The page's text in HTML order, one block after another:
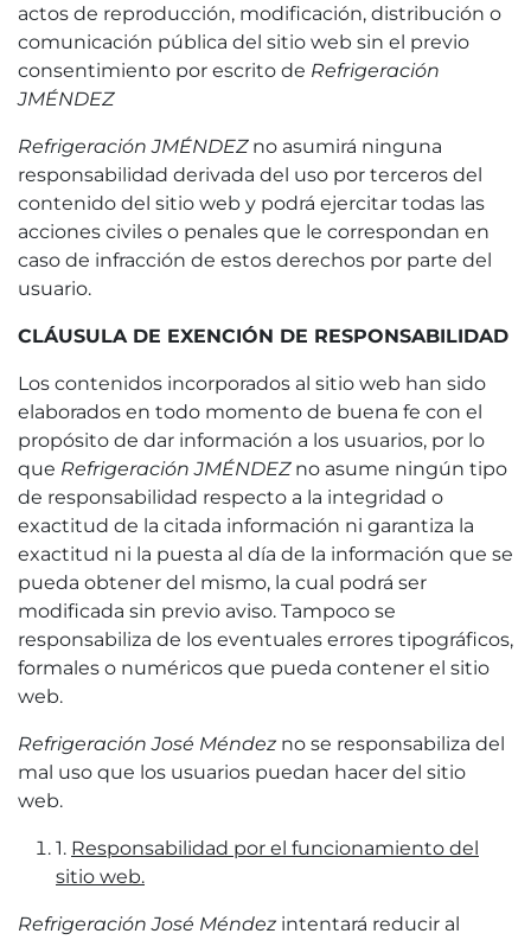
actos de reproducción, modificación, distribución o
comunicación pública del sitio web sin el previo
consentimiento por escrito de Refrigeración
JMÉNDEZ
Refrigeración JMÉNDEZno asumirá ninguna
responsabilidad derivada del uso por terceros del
contenido del sitio web y podrá ejercitar todas las
acciones civiles o penales que le correspondan en
caso de infracción de estos derechos por parte del
usuario.
CLÁUSULA DE EXENCIÓN DE RESPONSABILIDAD
Los contenidos incorporados al sitio web han sido
elaborados en todo momento de buena fe con el
propósito de dar información a los usuarios, por lo
que Refrigeración JMÉNDEZno asume ningún tipo
de responsabilidad respecto a la integridad o
exactitud de la citada información ni garantiza la
exactitud ni la puesta al día de la información que se
pueda obtener del mismo, la cual podrá ser
modificada sin previo aviso. Tampoco se
responsabiliza de los eventuales errores tipográficos,
formales o numéricos que pueda contener el sitio
web.
Refrigeración José Méndez no se responsabiliza del
mal uso que los usuarios puedan hacer del sitio
web.
1. Responsabilidad por el funcionamiento del
sitio web.
Refrigeración José Méndez intentará reducir al